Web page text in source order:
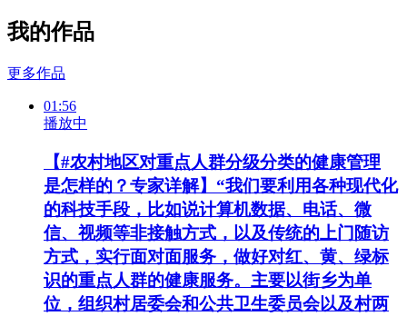
我的作品
更多作品
01:56
播放中
【#农村地区对重点人群分级分类的健康管理
是怎样的？专家详解】“我们要利用各种现代化
的科技手段，比如说计算机数据、电话、微
信、视频等非接触方式，以及传统的上门随访
方式，实行面对面服务，做好对红、黄、绿标
识的重点人群的健康服务。主要以街乡为单
位，组织村居委会和公共卫生委员会以及村两